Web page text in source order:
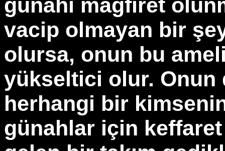
günahı mağfiret
vacip olmayan bir
olursa, onun bu
yükseltici olur. Onun
herhangi bir
günahlar için